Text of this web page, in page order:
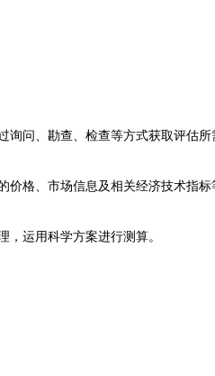
问、勘查、检查等方式获取评估
格、市场信息及相关经济技术指标
运用科学方案进行测算。